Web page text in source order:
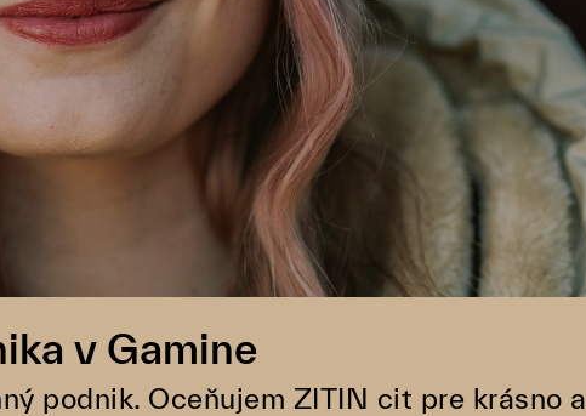
v Gamine
podnik. Oceňujem ZITIN cit pre krásno a